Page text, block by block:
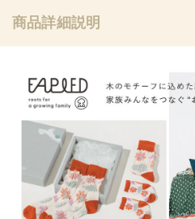
商品詳細説明